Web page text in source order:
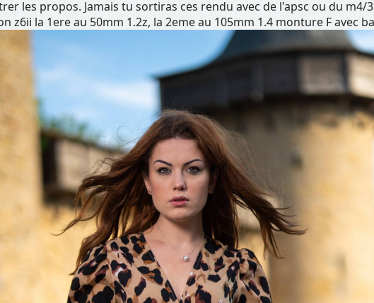
les propos. Jamais tu sortiras ces rendu avec de l'apsc ou du m4/3
z6ii la 1ere au 50mm 1.2z, la 2eme au 105mm 1.4 monture F avec